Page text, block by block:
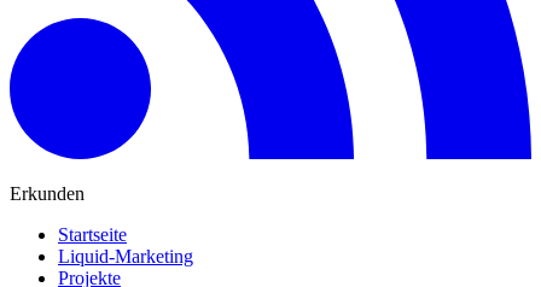
Erkunden
Startseite
Liquid-Marketing
Projekte